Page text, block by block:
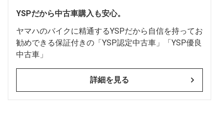
YSPだから中古車購入も安心。
ヤマハのバイクに精通するYSPだから自信を持ってお
勧めできる保証付きの「YSP認定中古車」「YSP優良
中古車」
詳細を見る